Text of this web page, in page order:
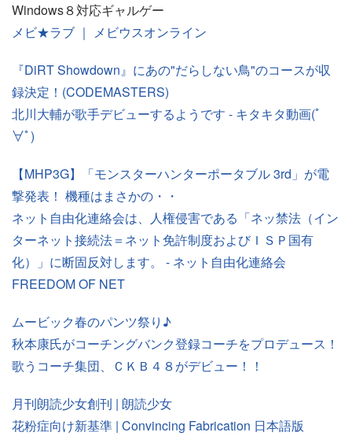
Windows８対応ギャルゲー
メビ★ラブ ｜ メビウスオンライン
『DiRT Showdown』にあの"だらしない鳥"のコースが収
録決定！(CODEMASTERS)
北川大輔が歌手デビューするようです - キタキタ動画(ﾟ
∀ﾟ)
【MHP3G】「モンスターハンターポータブル 3rd」が電
撃発表！ 機種はまさかの・・
ネット自由化連絡会は、人権侵害である「ネッ禁法（イン
ターネット接続法＝ネット免許制度およびＩＳＰ国有
化）」に断固反対します。 - ネット自由化連絡会
FREEDOM OF NET
ムービック春のパンツ祭り♪
秋本康氏がコーチングバンク登録コーチをプロデュース！
歌うコーチ集団、ＣＫＢ４８がデビュー！！
月刊朗読少女創刊 | 朗読少女
花粉症向け新基準 | Convincing Fabrication 日本語版